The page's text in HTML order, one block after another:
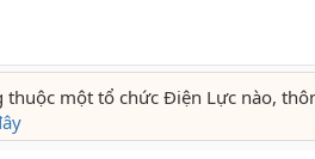
thuộc một tổ chức Điện Lực nào,